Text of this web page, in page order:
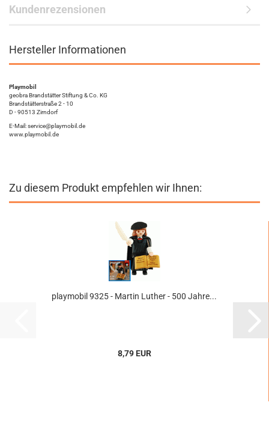
Kundenrezensionen
Hersteller Informationen
Playmobil
geobra Brandstätter Stiftung & Co. KG
Brandstätterstraße 2 - 10
D - 90513 Zirndorf
E-Mail: service@playmobil.de
www.playmobil.de
Zu diesem Produkt empfehlen wir Ihnen:
playmobil 9325 - Martin Luther - 500 Jahre...
8,79 EUR